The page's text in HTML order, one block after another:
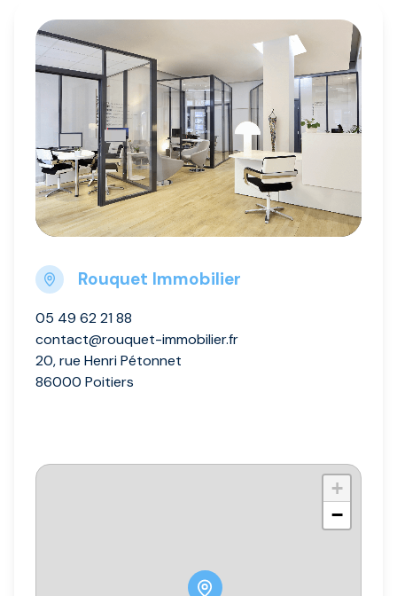
Rouquet Immobilier
05 49 62 21 88
contact@rouquet-immobilier.fr
20, rue Henri Pétonnet
86000 Poitiers
+
−